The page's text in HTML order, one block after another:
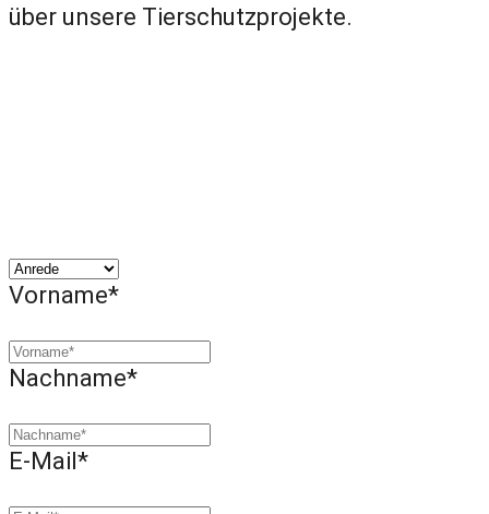
über unsere Tierschutzprojekte.
Vorname*
Nachname*
E-Mail*